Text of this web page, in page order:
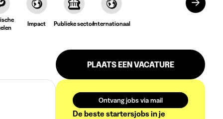
Impact Publieke sectorInternationaal
PLAATS EEN VACATURE
Ontvang jobs via mail
De beste startersjobs in je